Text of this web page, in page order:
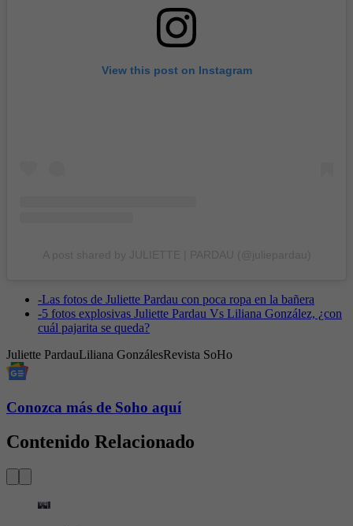
View this post on Instagram
-Las fotos de Juliette Pardau con poca ropa en la bañera
-5 fotos explosivas Juliette Pardau Vs Liliana González, ¿con
cuál pajarita se queda?
Juliette PardauLiliana GonzálesRevista SoHo
Conozca más de Soho aquí
Contenido Relacionado